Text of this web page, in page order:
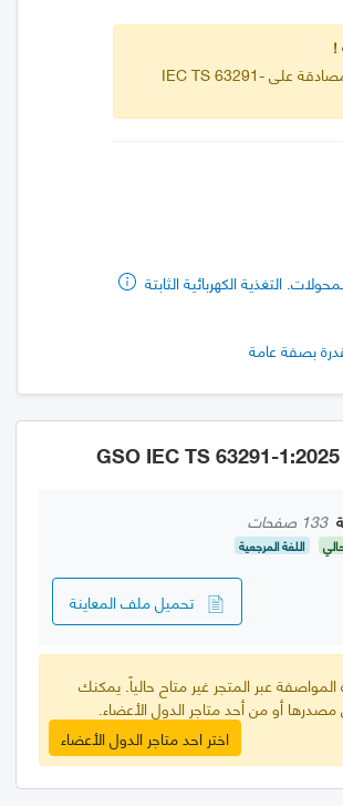
!
هذه الوثيقة تفيد المصادقة على IEC TS 63291-
التغذية الكهربائية الثابتة
بصفة عامة
133 صفحات
اللغة المرجعية
تحميل ملف المعاينة
عبر المتجر غير متاح حالياً. يمكنك
أو من أحد متاجر الدول الأعضاء.
اختر احد متاجر الدول الأعضاء